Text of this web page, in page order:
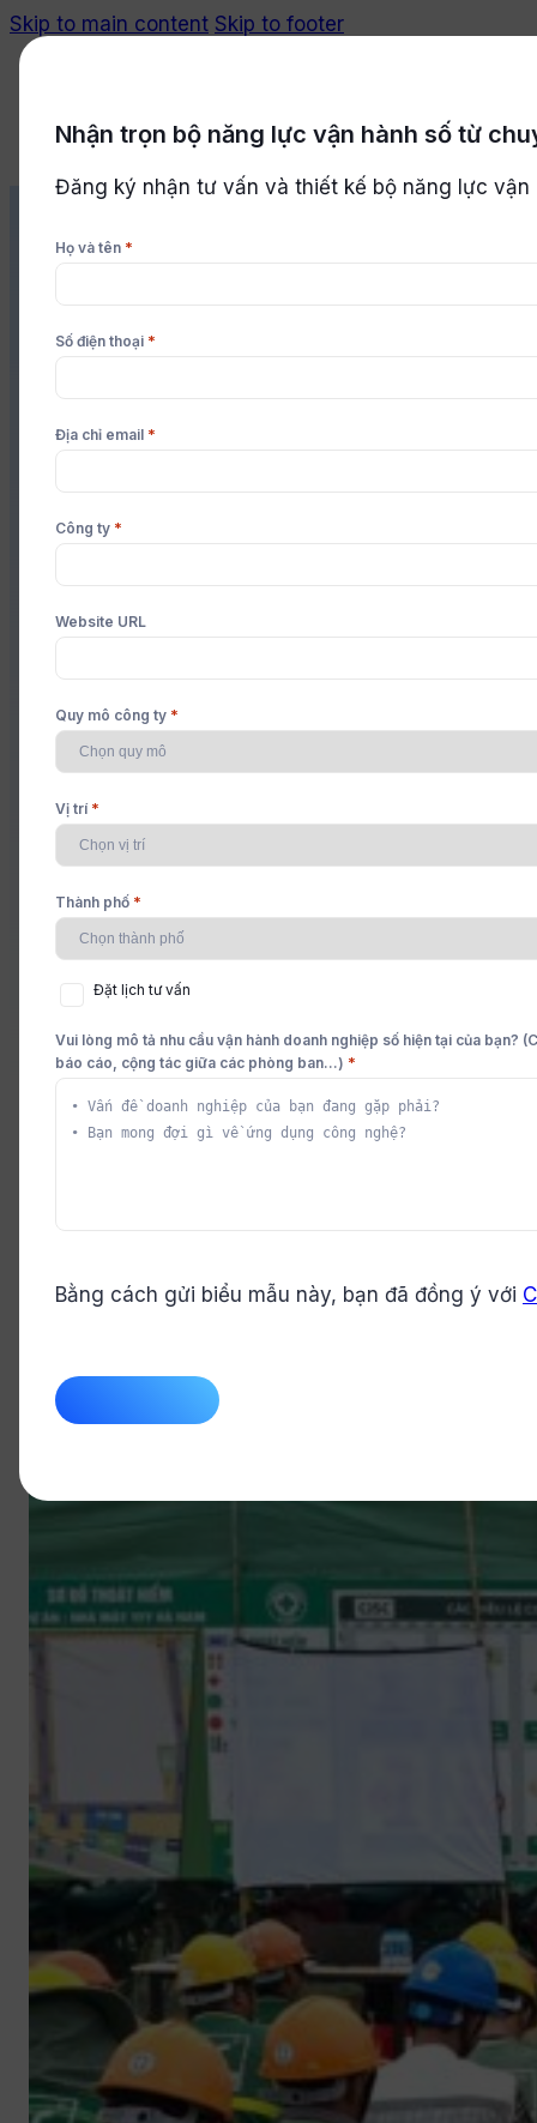
Skip to main content Skip to footer
Bắt đầu miễn phí
Hành trình chuẩn hóa và kết nối hơn 60 nghiệp
Nhận trọn bộ năng lực vận hành số từ
Đăng ký nhận tư vấn và thiết kế bộ năng lực vận
Họ và tên *
Số điện thoại *
Địa chỉ email *
Công ty *
Website URL
Quy mô công ty *
Vị trí *
Thành phố *
tư
Đặt lịch tư vấn
Vui lòng mô tả nhu cầu vận hành doanh nghiệp số hiện tại của bạn?
báo cáo, cộng tác giữa các phòng ban...) *
Bằng cách gửi biểu mẫu này, bạn đã đồng ý với